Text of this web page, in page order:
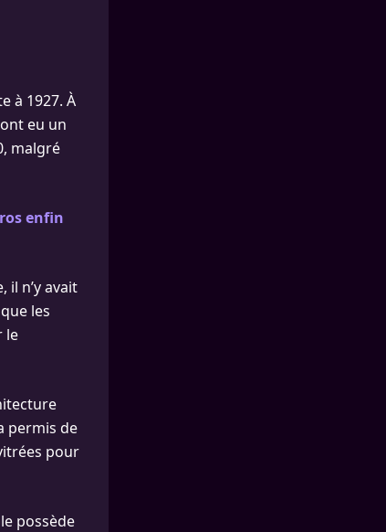
à 1927. À
eu un
malgré
enfin
il n’y avait
les
le
permis de
pour
possède